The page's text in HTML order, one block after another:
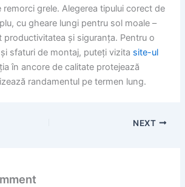
grele. Alegerea tipului corect de
cu gheare lungi pentru sol moale –
productivitatea și siguranța. Pentru o
sfaturi de montaj, puteți vizita site-ul
în ancore de calitate protejează
randamentul pe termen lung.
NEXT